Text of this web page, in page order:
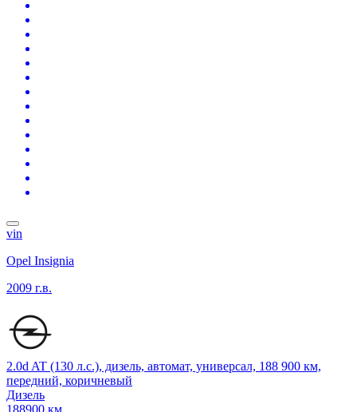
vin
Opel Insignia
2009 г.в.
2.0d AT (130 л.с.), дизель, автомат, универсал, 188 900 км,
передний, коричневый
Дизель
188900 км.